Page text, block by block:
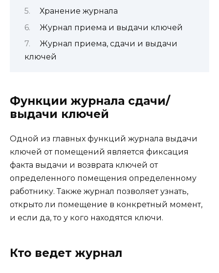
Хранение журнала
Журнал приема и выдачи ключей
Журнал приема, сдачи и выдачи
ключей
Функции журнала сдачи/
выдачи ключей
Одной из главных функций журнала выдачи
ключей от помещений является фиксация
факта выдачи и возврата ключей от
определенного помещения определенному
работнику. Также журнал позволяет узнать,
открыто ли помещение в конкретный момент,
и если да, то у кого находятся ключи.
Кто ведет журнал